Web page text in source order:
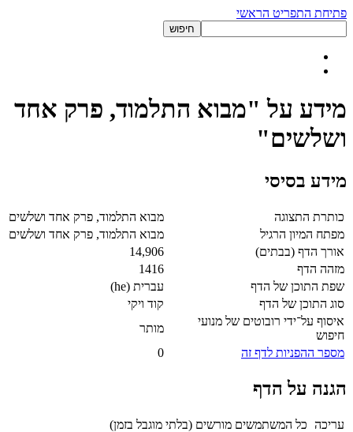
פתיחת התפריט הראשי
מידע על "מבוא התלמוד, פרק אחד
ושלשים"
מידע בסיסי
כותרת התצוגה
מבוא התלמוד, פרק אחד ושלשים
מפתח המיון הרגיל
מבוא התלמוד, פרק אחד ושלשים
אורך הדף (בבתים)
14,906
מזהה הדף
1416
שפת התוכן של הדף
עברית (he)
סוג התוכן של הדף
קוד ויקי
איסוף על־ידי רובוטים של מנועי
חיפוש
מותר
מספר ההפניות לדף זה
0
הגנה על הדף
עריכה כל המשתמשים מורשים (בלתי מוגבל בזמן)